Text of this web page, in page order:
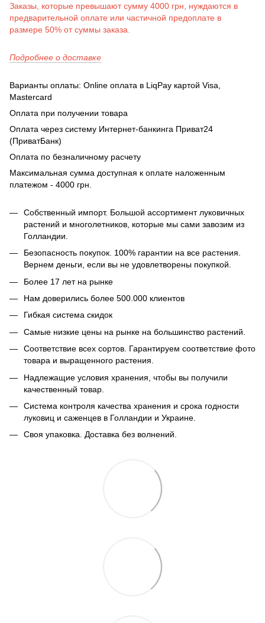
Заказы, которые превышают сумму 4000 грн, нуждаются в
предварительной оплате или частичной предоплате в
размере 50% от суммы заказа.
Подробнее о доставке
Варианты оплаты: Online оплата в LiqPay картой Visa,
Mastercard
Оплата при получении товара
Оплата через систему Интернет-банкинга Приват24
(ПриватБанк)
Оплата по безналичному расчету
Максимальная сумма доступная к оплате наложенным
платежом - 4000 грн.
Собственный импорт. Большой ассортимент луковичных
растений и многолетников, которые мы сами завозим из
Голландии.
Безопасность покупок. 100% гарантии на все растения.
Вернем деньги, если вы не удовлетворены покупкой.
Более 17 лет на рынке
Нам доверились более 500.000 клиентов
Гибкая система скидок
Самые низкие цены на рынке на большинство растений.
Соответствие всех сортов. Гарантируем соответствие фото
товара и выращенного растения.
Надлежащие условия хранения, чтобы вы получили
качественный товар.
Система контроля качества хранения и срока годности
луковиц и саженцев в Голландии и Украине.
Своя упаковка. Доставка без волнений.